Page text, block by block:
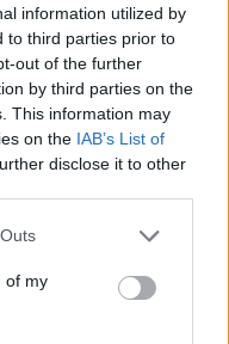
information utilized by
to third parties prior to
out of the further
by third parties on the
This information may
on the IAB’s List of
disclose it to other
one or more Google
You may click to
its third-party tags to
in below Google
of my
10
στη Β. Ελλάδα